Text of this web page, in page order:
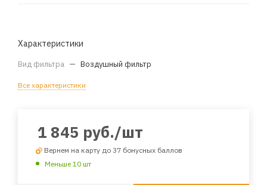
Характеристики
Вид фильтра — Воздушный фильтр
Все характеристики
1 845 руб./шт
Вернем на карту до 37 бонусных баллов
Меньше 10 шт